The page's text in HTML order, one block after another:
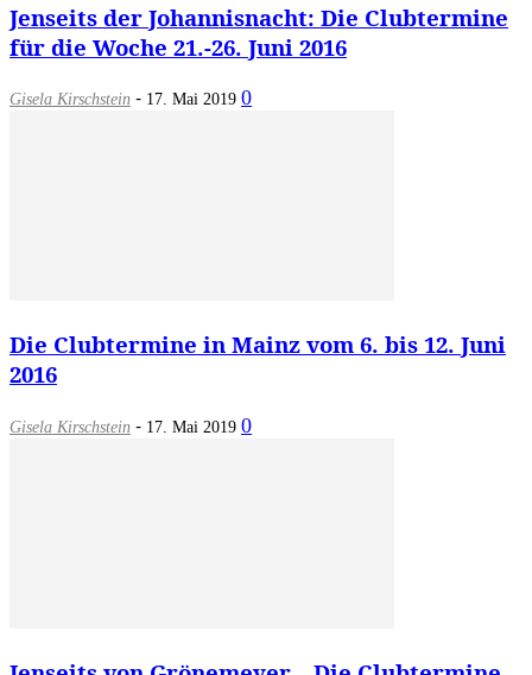
Jenseits der Johannisnacht: Die Clubtermine
für die Woche 21.-26. Juni 2016
Gisela Kirschstein - 17. Mai 2019 0
Die Clubtermine in Mainz vom 6. bis 12. Juni
2016
Gisela Kirschstein - 17. Mai 2019 0